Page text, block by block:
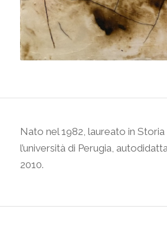
Nato nel 1982, laureato in
l’università di Perugia,
2010.